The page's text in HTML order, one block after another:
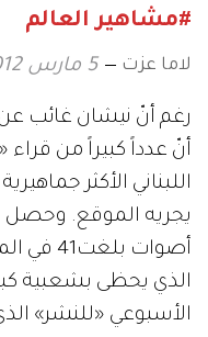
#مشاهير العالم
لاما عزت 5 مارس 2012
رغم أنّ نيشان غائب
أنّ عدداً كبيراً من قراء «
اللبناني الأكثر
يجريه الموقع. وحصل
أصوات
الذي يحظى بشعبية
الأسبوعي «للنشر»